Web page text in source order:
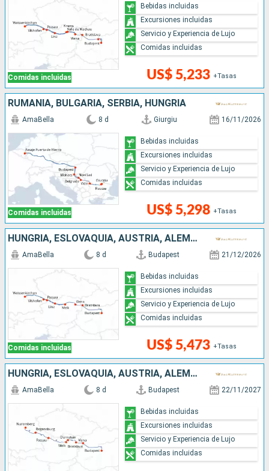
Comidas incluidas US$ 5,233 +Tasas
Bebidas incluidas
Excursiones incluidas
Servicio y Experiencia de Lujo
Comidas incluidas
RUMANIA, BULGARIA, SERBIA, HUNGRÍA
Comidas incluidas
AmaBella 8 d Giurgiu 16/11/2026
US$ 5,298 +Tasas
Bebidas incluidas
Excursiones incluidas
Servicio y Experiencia de Lujo
Comidas incluidas
HUNGRÍA, ESLOVAQUIA, AUSTRIA, ALEMANIA
Comidas incluidas
AmaBella 8 d Budapest 21/12/2026
US$ 5,473 +Tasas
Bebidas incluidas
Excursiones incluidas
Servicio y Experiencia de Lujo
Comidas incluidas
HUNGRÍA, ESLOVAQUIA, AUSTRIA, ALEMANIA
AmaBella 8 d Budapest 22/11/2027
Bebidas incluidas
Excursiones incluidas
Servicio y Experiencia de Lujo
Comidas incluidas